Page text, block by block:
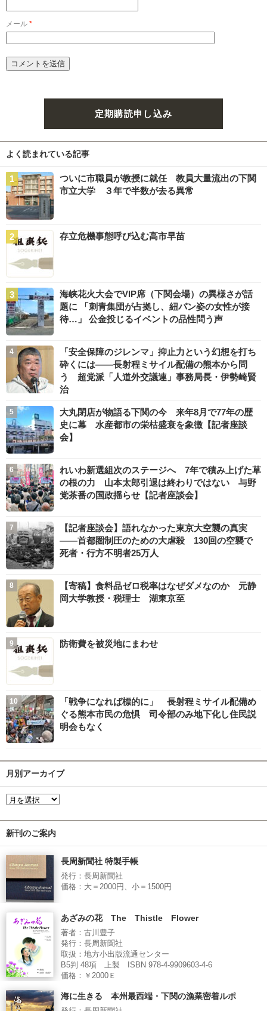
メール *
定期購読申し込み
よく読まれている記事
ついに市職員が教授に就任 教員大量流出の下関
市立大学 ３年で半数が去る異常
存立危機事態呼び込む高市早苗
海峡花火大会でVIP席（下関会場）の異様さが話
題に 「刺青集団が占拠し、紐パン姿の女性が接
待…」 公金投じるイベントの品性問う声
「安全保障のジレンマ」抑止力という幻想を打ち
砕くには――長射程ミサイル配備の熊本から問
う 超党派「人道外交議連」事務局長・伊勢崎賢
治
大丸閉店が物語る下関の今 来年8月で77年の歴
史に幕 水産都市の栄枯盛衰を象徴【記者座談
会】
れいわ新選組次のステージへ 7年で積み上げた草
の根の力 山本太郎引退は終わりではない 与野
党茶番の国政揺らせ【記者座談会】
【記者座談会】語れなかった東京大空襲の真実
――首都圏制圧のための大虐殺 130回の空襲で
死者・行方不明者25万人
【寄稿】食料品ゼロ税率はなぜダメなのか 元静
岡大学教授・税理士 湖東京至
防衛費を被災地にまわせ
「戦争になれば標的に」 長射程ミサイル配備め
ぐる熊本市民の危惧 司令部のみ地下化し住民説
明会もなく
月別アーカイブ
新刊のご案内
長周新聞社 特製手帳
発行：長周新聞社
価格：大＝2000円、小＝1500円
あざみの花 The Thistle Flower
著者：古川豊子
発行：長周新聞社
取扱：地方小出版流通センター
B5判 48項 上製 ISBN 978-4-9909603-4-6
価格：￥2000Ｅ
海に生きる 本州最西端・下関の漁業密着ルポ